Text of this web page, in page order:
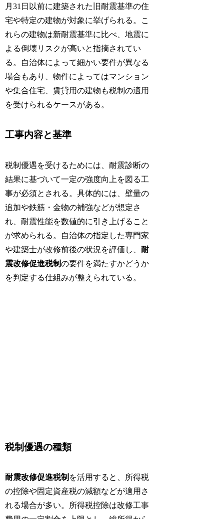
月31日以前に建築された旧耐震基準の住
宅や特定の建物が対象に挙げられる。こ
れらの建物は新耐震基準に比べ、地震に
よる倒壊リスクが高いと指摘されてい
る。自治体によって細かい要件が異なる
場合もあり、物件によってはマンション
や集合住宅、賃貸用の建物も税制の適用
を受けられるケースがある。
工事内容と基準
税制優遇を受けるためには、耐震診断の
結果に基づいて一定の強度向上を図る工
事が必須とされる。具体的には、壁量の
追加や鉄筋・金物の補強などが想定さ
れ、耐震性能を数値的に引き上げること
が求められる。自治体の指定した専門家
や建築士が改修前後の状況を評価し、耐
震改修促進税制の要件を満たすかどうか
を判定する仕組みが整えられている。
税制優遇の種類
耐震改修促進税制 を活用すると、所得税
の控除や固定資産税の減額などが適用さ
れる場合が多い。所得税控除は改修工事